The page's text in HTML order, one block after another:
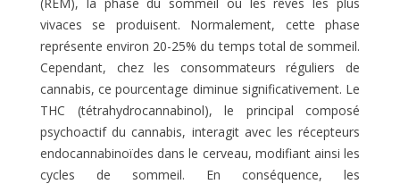
vivaces se produisent. Normalement, cette phase
représente environ 20-25% du temps total de sommeil.
Cependant, chez les consommateurs réguliers de
cannabis, ce pourcentage diminue significativement. Le
THC (tétrahydrocannabinol), le principal composé
psychoactif du cannabis, interagit avec les récepteurs
endocannabinoïdes dans le cerveau, modifiant ainsi les
cycles de sommeil. En conséquence, les